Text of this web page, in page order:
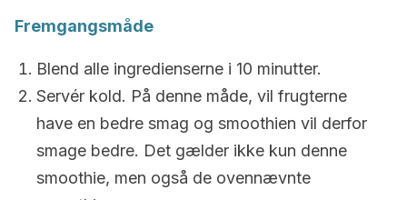
Fremgangsmåde
Blend alle ingredienserne i 10 minutter.
Servér kold. På denne måde, vil frugterne
have en bedre smag og smoothien vil derfor
smage bedre. Det gælder ikke kun denne
smoothie, men også de ovennævnte